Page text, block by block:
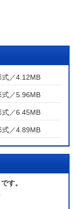
式／4.12MB
式／5.96MB
式／6.45MB
式／4.89MB
です。